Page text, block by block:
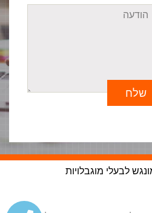
שלח
לבעלי מוגבלויות